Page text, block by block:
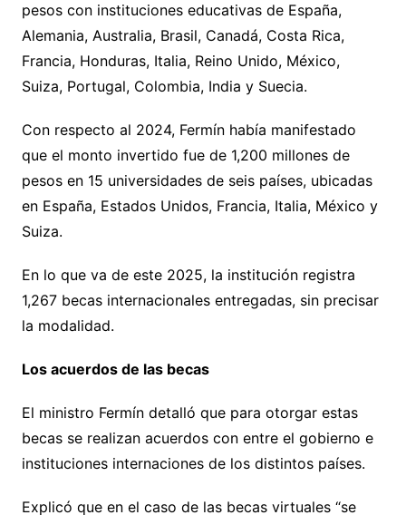
pesos con instituciones educativas de España,
Alemania, Australia, Brasil, Canadá, Costa Rica,
Francia, Honduras, Italia, Reino Unido, México,
Suiza, Portugal, Colombia, India y Suecia.
Con respecto al 2024, Fermín había manifestado
que el monto invertido fue de 1,200 millones de
pesos en 15 universidades de seis países, ubicadas
en España, Estados Unidos, Francia, Italia, México y
Suiza.
En lo que va de este 2025, la institución registra
1,267 becas internacionales entregadas, sin precisar
la modalidad.
Los acuerdos de las becas
El ministro Fermín detalló que para otorgar estas
becas se realizan acuerdos con entre el gobierno e
instituciones internaciones de los distintos países.
Explicó que en el caso de las becas virtuales “se